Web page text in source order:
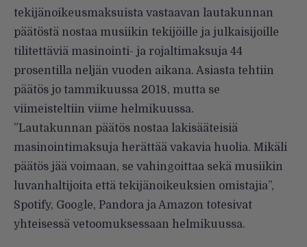
tekijänoikeusmaksuista vastaavan lautakunnan
päätöstä nostaa musiikin tekijöille ja julkaisijoille
tilitettäviä masinointi- ja rojaltimaksuja 44
prosentilla neljän vuoden aikana. Asiasta tehtiin
päätös jo tammikuussa 2018, mutta se
viimeisteltiin viime helmikuussa.
”Lautakunnan päätös nostaa lakisääteisiä
masinointimaksuja herättää vakavia huolia. Mikäli
päätös jää voimaan, se vahingoittaa sekä musiikin
luvanhaltijoita että tekijänoikeuksien omistajia”,
Spotify, Google, Pandora ja Amazon totesivat
yhteisessä vetoomuksessaan helmikuussa.